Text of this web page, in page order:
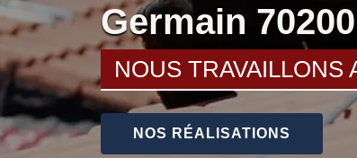
Germain 70200
NOUS TRAVAILLONS
NOS RÉALISATIONS